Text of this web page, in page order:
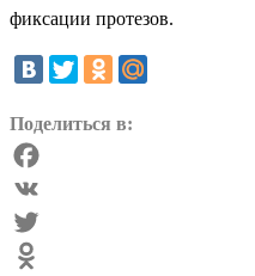
фиксации протезов.
Поделиться в:
Facebook
VK
Twitter